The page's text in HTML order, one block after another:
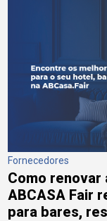
Fornecedores
Como renovar
ABCASA Fair
para bares,